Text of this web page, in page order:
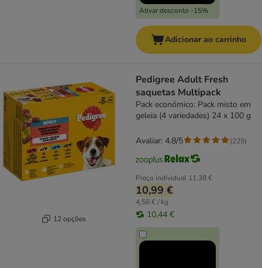
Ativar desconto -15%
Adicionar ao carrinho
12 opções
Pedigree Adult Fresh
saquetas Multipack
Pack económico: Pack misto em
geleia (4 variedades) 24 x 100 g
Preço individual 11,38 €
10,99 €
4,58 € / kg
10,44 €
Avaliar: 4.8/5 (225)